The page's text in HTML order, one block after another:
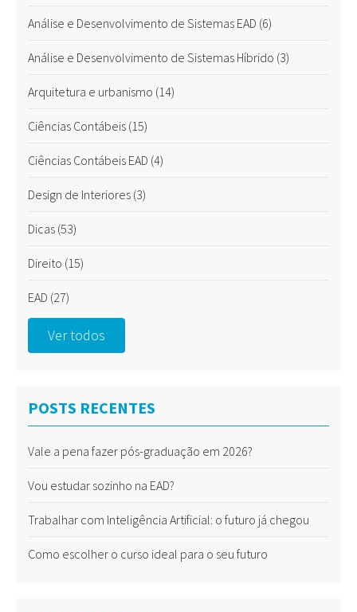
Análise e Desenvolvimento de Sistemas EAD (6)
Análise e Desenvolvimento de Sistemas Híbrido (3)
Arquitetura e urbanismo (14)
Ciências Contábeis (15)
Ciências Contábeis EAD (4)
Design de Interiores (3)
Dicas (53)
Direito (15)
EAD (27)
Ver todos
POSTS RECENTES
Vale a pena fazer pós-graduação em 2026?
Vou estudar sozinho na EAD?
Trabalhar com Inteligência Artificial: o futuro já chegou
Como escolher o curso ideal para o seu futuro